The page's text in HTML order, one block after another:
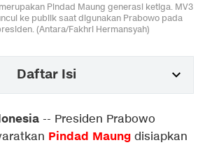
Pindad Maung generasi ketiga. MV3
ke publik saat digunakan Prabowo pada
(Antara/Fakhri Hermansyah)
Daftar Isi
-- Presiden Prabowo
Pindad Maung disiapkan